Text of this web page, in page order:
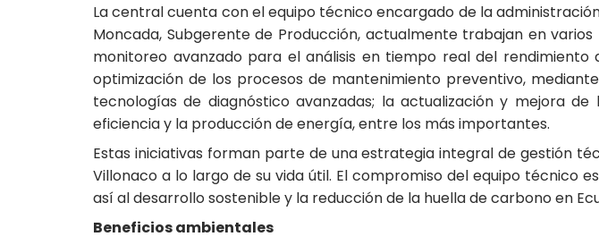
La central cuenta con el equipo técnico encargado de la
Moncada, Subgerente de Producción, actualmente trabajan en
monitoreo avanzado para el análisis en tiempo real del
optimización de los procesos de mantenimiento preventivo,
tecnologías de diagnóstico avanzadas; la actualización y mejora
eficiencia y la producción de energía, entre los más importantes.
Estas iniciativas forman parte de una estrategia integral de gestión
Villonaco a lo largo de su vida útil. El compromiso del equipo técnico
así al desarrollo sostenible y la reducción de la huella de carbono en
Beneficios ambientales